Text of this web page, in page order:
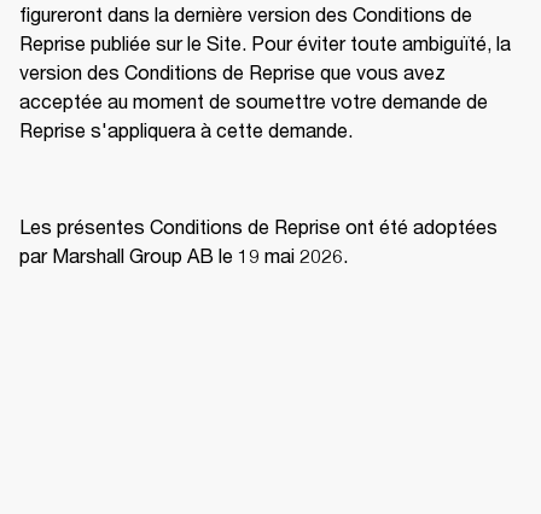
figureront dans la dernière version des Conditions de
Reprise publiée sur le Site. Pour éviter toute ambiguïté, la
version des Conditions de Reprise que vous avez
acceptée au moment de soumettre votre demande de
Reprise s'appliquera à cette demande.
Les présentes Conditions de Reprise ont été adoptées
par Marshall Group AB le 19 mai 2026.